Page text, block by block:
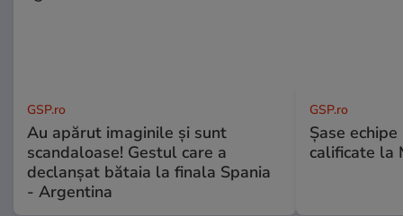
GSP.ro
Au apărut imaginile și sunt
scandaloase! Gestul care a
declanșat bătaia la finala Spania
- Argentina
GSP.ro
Șase
calificate la